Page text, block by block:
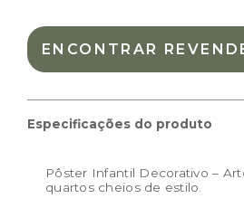
qualidade, destaca um besouro
para criar composições ou
Tamanho PP (13×18 cm) – preço
preço de revenda: R$ 57,50
ENCONTRAR
Especificações do produto
Pôster Infantil Decorativo –
quartos cheios de estilo.